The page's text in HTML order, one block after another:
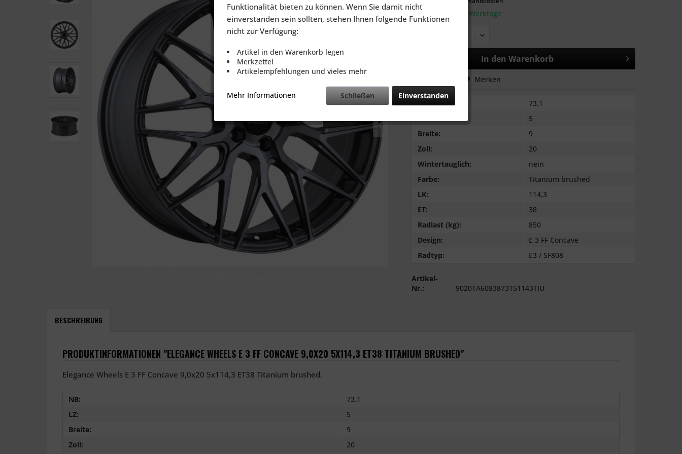
Lieferzeit: 2-3 Werktage
In den Warenkorb
Merken
NB:
73,1
5
Breite:
9
Zoll:
20
Wintertauglich:
nein
Farbe:
Titanium brushed
LK:
114,3
ET:
38
Radlast (kg):
850
Design:
E 3 FF Concave
Radtyp:
E3 / SF808
Artikel-
Nr.:
9020TA6083873151143TIU
BESCHREIBUNG
PRODUKTINFORMATIONEN "ELEGANCE WHEELS E 3 FF CONCAVE 9,0X20 5X114,3 ET38 TITANIUM BRUSHED"
Elegance Wheels E 3 FF Concave 9,0x20 5x114,3 ET38 Titanium brushed.
NB:
73,1
LZ:
5
Breite:
9
Zoll:
20
Funktionalität bieten zu können. Wenn Sie damit nicht
einverstanden sein sollten, stehen Ihnen folgende Funktionen
nicht zur Verfügung:
Artikel in den Warenkorb legen
Merkzettel
Artikelempfehlungen und vieles mehr
Mehr Informationen Einverstanden
Schließen